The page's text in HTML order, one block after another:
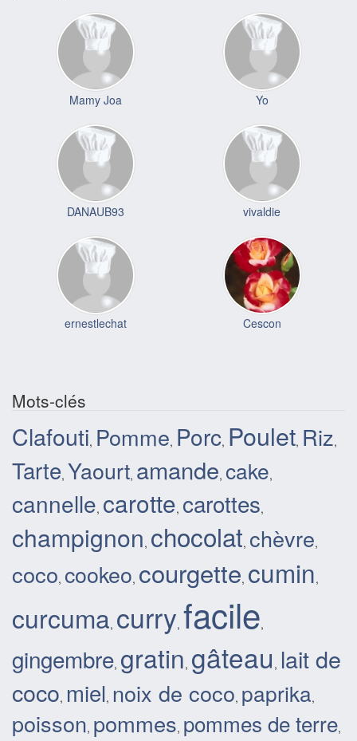
Mamy Joa Yo
DANAUB93 vivaldie
ernestlechat Cescon
Mots-clés
Clafouti, Pomme, Porc, Poulet, Riz,
Tarte, Yaourt, amande, cake,
cannelle, carotte, carottes,
champignon, chocolat, chèvre,
coco, cookeo, courgette, cumin,
curcuma, curry, facile,
gingembre, gratin, gâteau , lait de
coco, miel, noix de coco, paprika,
poisson, pommes, pommes de terre,